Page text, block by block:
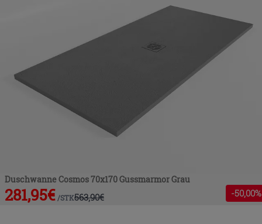
Duschwanne Cosmos 70x170 Gussmarmor Grau
281,95€ /STK563,90€ -50,00%